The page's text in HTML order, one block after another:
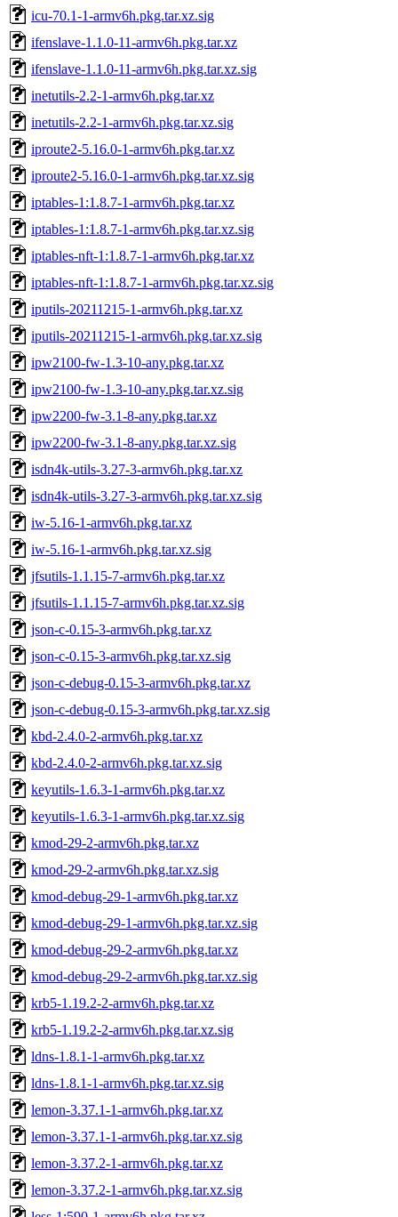
icu-70.1-1-armv6h.pkg.tar.xz.sig
ifenslave-1.1.0-11-armv6h.pkg.tar.xz
ifenslave-1.1.0-11-armv6h.pkg.tar.xz.sig
inetutils-2.2-1-armv6h.pkg.tar.xz
inetutils-2.2-1-armv6h.pkg.tar.xz.sig
iproute2-5.16.0-1-armv6h.pkg.tar.xz
iproute2-5.16.0-1-armv6h.pkg.tar.xz.sig
iptables-1:1.8.7-1-armv6h.pkg.tar.xz
iptables-1:1.8.7-1-armv6h.pkg.tar.xz.sig
iptables-nft-1:1.8.7-1-armv6h.pkg.tar.xz
iptables-nft-1:1.8.7-1-armv6h.pkg.tar.xz.sig
iputils-20211215-1-armv6h.pkg.tar.xz
iputils-20211215-1-armv6h.pkg.tar.xz.sig
ipw2100-fw-1.3-10-any.pkg.tar.xz
ipw2100-fw-1.3-10-any.pkg.tar.xz.sig
ipw2200-fw-3.1-8-any.pkg.tar.xz
ipw2200-fw-3.1-8-any.pkg.tar.xz.sig
isdn4k-utils-3.27-3-armv6h.pkg.tar.xz
isdn4k-utils-3.27-3-armv6h.pkg.tar.xz.sig
iw-5.16-1-armv6h.pkg.tar.xz
iw-5.16-1-armv6h.pkg.tar.xz.sig
jfsutils-1.1.15-7-armv6h.pkg.tar.xz
jfsutils-1.1.15-7-armv6h.pkg.tar.xz.sig
json-c-0.15-3-armv6h.pkg.tar.xz
json-c-0.15-3-armv6h.pkg.tar.xz.sig
json-c-debug-0.15-3-armv6h.pkg.tar.xz
json-c-debug-0.15-3-armv6h.pkg.tar.xz.sig
kbd-2.4.0-2-armv6h.pkg.tar.xz
kbd-2.4.0-2-armv6h.pkg.tar.xz.sig
keyutils-1.6.3-1-armv6h.pkg.tar.xz
keyutils-1.6.3-1-armv6h.pkg.tar.xz.sig
kmod-29-2-armv6h.pkg.tar.xz
kmod-29-2-armv6h.pkg.tar.xz.sig
kmod-debug-29-1-armv6h.pkg.tar.xz
kmod-debug-29-1-armv6h.pkg.tar.xz.sig
kmod-debug-29-2-armv6h.pkg.tar.xz
kmod-debug-29-2-armv6h.pkg.tar.xz.sig
krb5-1.19.2-2-armv6h.pkg.tar.xz
krb5-1.19.2-2-armv6h.pkg.tar.xz.sig
ldns-1.8.1-1-armv6h.pkg.tar.xz
ldns-1.8.1-1-armv6h.pkg.tar.xz.sig
lemon-3.37.1-1-armv6h.pkg.tar.xz
lemon-3.37.1-1-armv6h.pkg.tar.xz.sig
lemon-3.37.2-1-armv6h.pkg.tar.xz
lemon-3.37.2-1-armv6h.pkg.tar.xz.sig